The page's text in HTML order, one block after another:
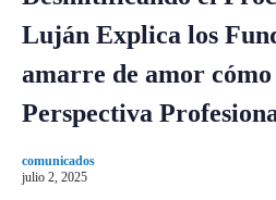
Luján Explica los
amarre de amor cómo
Perspectiva
comunicados
julio 2, 2025